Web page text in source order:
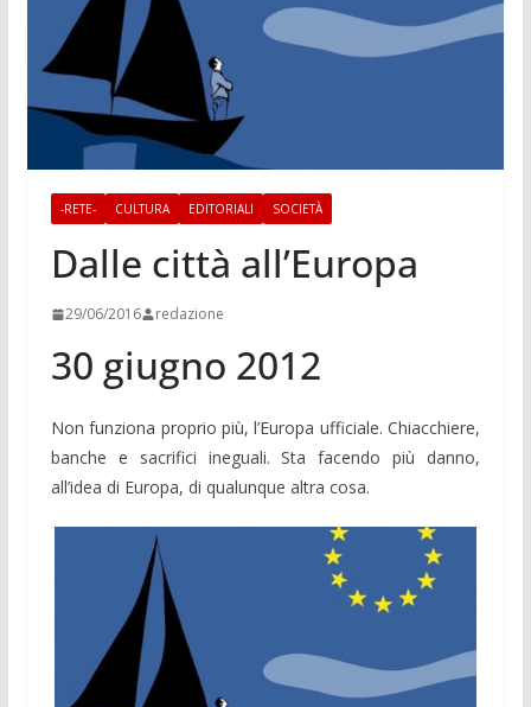
-RETE- CULTURA EDITORIALI SOCIETÀ
Dalle città all’Europa
29/06/2016 redazione
30 giugno 2012
Non funziona proprio più, l’Europa ufficiale. Chiacchiere,
banche e sacrifici ineguali. Sta facendo più danno,
all’idea di Europa, di qualunque altra cosa.